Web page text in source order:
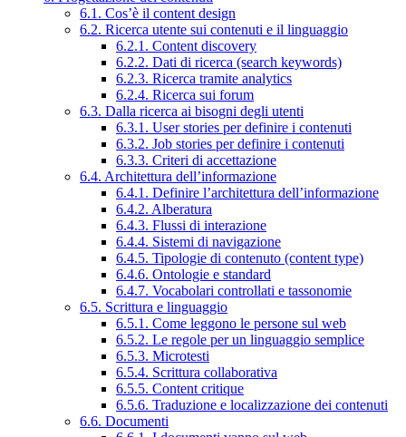
6.1. Cos’è il content design
6.2. Ricerca utente sui contenuti e il linguaggio
6.2.1. Content discovery
6.2.2. Dati di ricerca (search keywords)
6.2.3. Ricerca tramite analytics
6.2.4. Ricerca sui forum
6.3. Dalla ricerca ai bisogni degli utenti
6.3.1. User stories per definire i contenuti
6.3.2. Job stories per definire i contenuti
6.3.3. Criteri di accettazione
6.4. Architettura dell’informazione
6.4.1. Definire l’architettura dell’informazione
6.4.2. Alberatura
6.4.3. Flussi di interazione
6.4.4. Sistemi di navigazione
6.4.5. Tipologie di contenuto (content type)
6.4.6. Ontologie e standard
6.4.7. Vocabolari controllati e tassonomie
6.5. Scrittura e linguaggio
6.5.1. Come leggono le persone sul web
6.5.2. Le regole per un linguaggio semplice
6.5.3. Microtesti
6.5.4. Scrittura collaborativa
6.5.5. Content critique
6.5.6. Traduzione e localizzazione dei contenuti
6.6. Documenti